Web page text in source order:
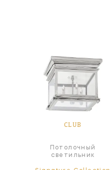
CLUB
Потолочный
светильник